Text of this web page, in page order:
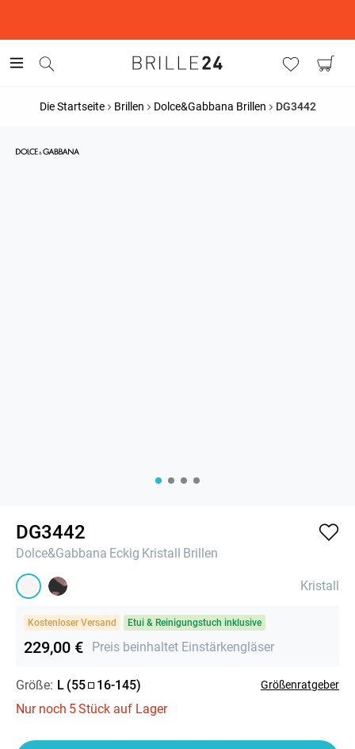
Die Startseite Brillen Dolce&Gabbana Brillen DG3442
DG3442
Dolce&Gabbana Eckig Kristall Brillen
Kristall
Kostenloser Versand Etui & Reinigungstuch inklusive
229,00 € Preis beinhaltet Einstärkengläser
Größe: L (55 16-145) Größenratgeber
Nur noch 5Stück auf Lager